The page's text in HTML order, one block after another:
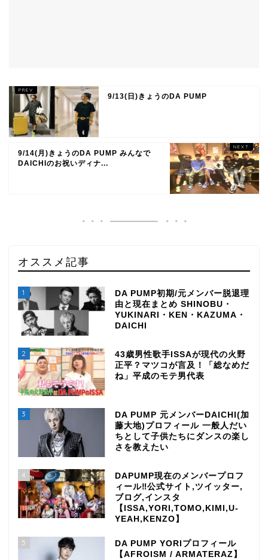
9/13(日)きょうのDA PUMP
9/14(月)きょうのDA PUMP みんなで
DAICHIのお祝いディナ...
オススメ記事
1
DA PUMP初期/元メンバー脱退理
由と現在まとめ SHINOBU・
YUKINARI・KEN・KAZUMA・
DAICHI
2
43歳男性歌手ISSAが現代の火野
正平？マツコが言及！「総なめだ
ね」平成のモテ男代表
3
DA PUMP 元メンバーDAICHI(加
藤大地)プロフィール 一般人だい
ちとして子供たちにダンスの楽し
さを教えたい
4
DAPUMP現在のメンバープロフ
ィール‼公式サイト,ツイッター,
ブログ,インスタ
【ISSA,YORI,TOMO,KIMI,U-
YEAH,KENZO】
5
DA PUMP YORIプロフィール
【AFROISM / ARMATERAZ】